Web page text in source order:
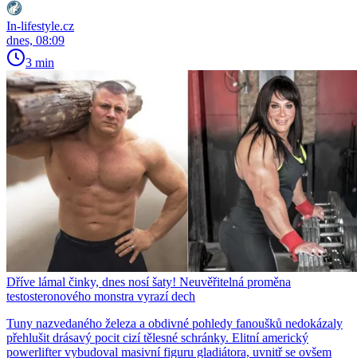
In-lifestyle.cz
dnes, 08:09
3 min
Dříve lámal činky, dnes nosí šaty! Neuvěřitelná proměna
testosteronového monstra vyrazí dech
Tuny nazvedaného železa a obdivné pohledy fanoušků nedokázaly
přehlušit drásavý pocit cizí tělesné schránky. Elitní americký
powerlifter vybudoval masivní figuru gladiátora, uvnitř se ovšem